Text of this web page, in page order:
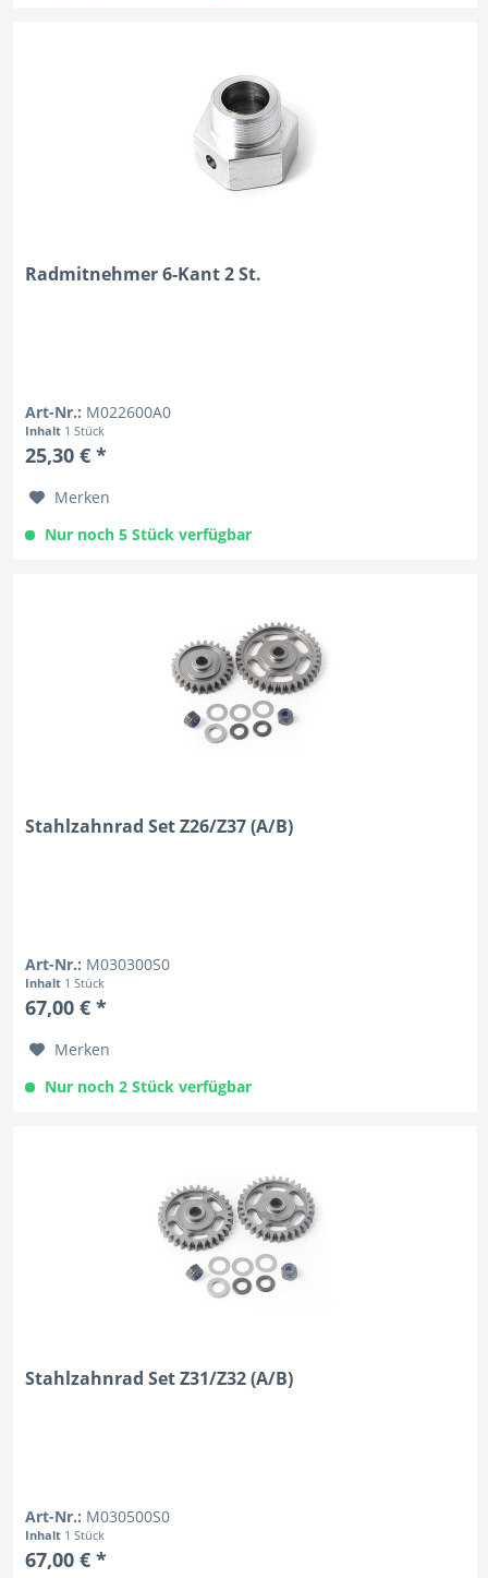
Radmitnehmer 6-Kant 2 St.
Art-Nr.: M022600A0
Inhalt 1 Stück
25,30 € *
Merken
Nur noch 5 Stück verfügbar
Stahlzahnrad Set Z26/Z37 (A/B)
Art-Nr.: M030300S0
Inhalt 1 Stück
67,00 € *
Merken
Nur noch 2 Stück verfügbar
Stahlzahnrad Set Z31/Z32 (A/B)
Art-Nr.: M030500S0
Inhalt 1 Stück
67,00 € *